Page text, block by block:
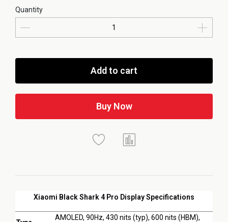
Xiaomi Black Shark 4 Pro Display Specifications
AMOLED, 90Hz, 430 nits (typ), 600 nits (HBM),
Quantity
Add to cart
Buy Now